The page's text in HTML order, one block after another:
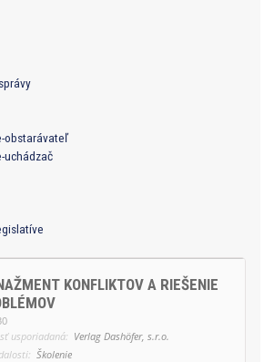
obstarávateľ
uchádzač
KONFLIKTOV A RIEŠENIE
usporiadaná: Verlag Dashöfer, s.r.o.
Školenie